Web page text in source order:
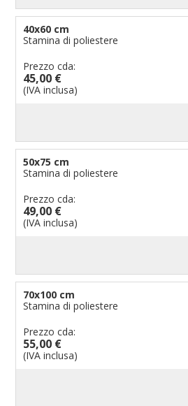
40x60 cm
Stamina di poliestere
Prezzo cda:
45,00 €
(IVA inclusa)
50x75 cm
Stamina di poliestere
Prezzo cda:
49,00 €
(IVA inclusa)
70x100 cm
Stamina di poliestere
Prezzo cda:
55,00 €
(IVA inclusa)